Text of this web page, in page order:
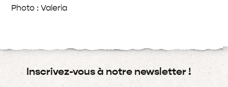
Photo : Valeria
Inscrivez-vous à notre newsletter !